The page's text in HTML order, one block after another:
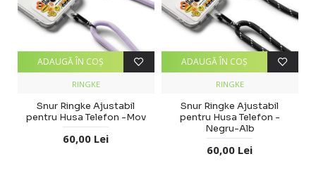
RINGKE
Snur Ringke Ajustabil
pentru Husa Telefon -Mov
60,00 Lei
ADAUGĂ ÎN COŞ
RINGKE
Snur Ringke Ajustabil
pentru Husa Telefon -
Negru-Alb
60,00 Lei
ADAUGĂ ÎN COŞ